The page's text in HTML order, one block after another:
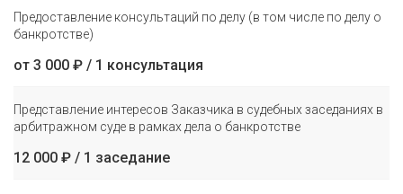
Предоставление консультаций по делу (в том числе по делу о
банкротстве)
от 3 000 ₽ / 1 консультация
Представление интересов Заказчика в судебных заседаниях в
арбитражном суде в рамках дела о банкротстве
12 000 ₽ / 1 заседание